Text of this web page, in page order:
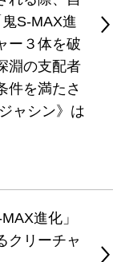
S-MAX進
ー３体を破
淵の支配者
件を満たさ
ャシン》は
進化」
クリーチャ